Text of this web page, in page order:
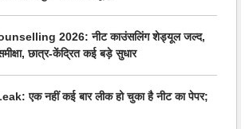
2026: नीट काउंसलिंग शेड्यूल जल्द,
छात्र-केंद्रित कई बड़े सुधार
एक नहीं कई बार लीक हो चुका है नीट का पेपर;